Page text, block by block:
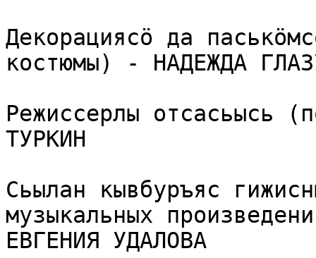
Декорациясӧ да
костюмы) - НАДЕЖДА
Режиссерлы отсасьысь
ТУРКИН
Сьылан кывбуръяс
музыкальных
ЕВГЕНИЯ УДАЛОВА